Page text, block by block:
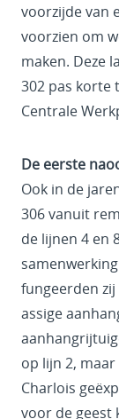
voorzijde van
voorzien om
maken. Deze
302 pas korte
Centrale
De eerste
Ook in de
306 vanuit
de lijnen 4 en
fungeerden
assige
op lijn 2,
Charlois
voor de geest